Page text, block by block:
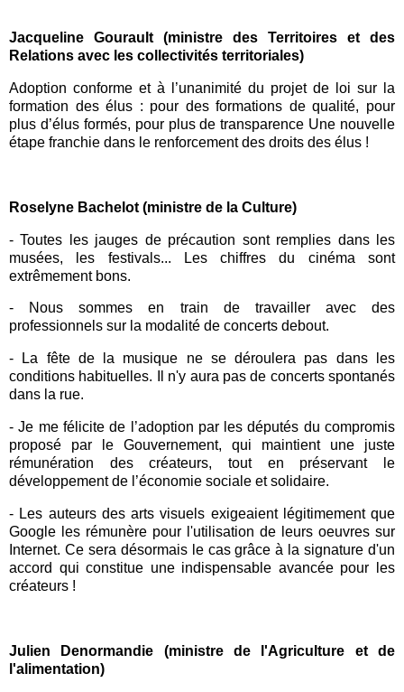
Jacqueline Gourault (ministre des Territoires et des
Relations avec les collectivités territoriales)
Adoption conforme et à l’unanimité du projet de loi sur la
formation des élus : pour des formations de qualité, pour
plus d’élus formés, pour plus de transparence Une nouvelle
étape franchie dans le renforcement des droits des élus !
Roselyne Bachelot (ministre de la Culture)
- Toutes les jauges de précaution sont remplies dans les
musées, les festivals... Les chiffres du cinéma sont
extrêmement bons.
- Nous sommes en train de travailler avec des
professionnels sur la modalité de concerts debout.
- La fête de la musique ne se déroulera pas dans les
conditions habituelles. Il n'y aura pas de concerts spontanés
dans la rue.
- Je me félicite de l’adoption par les députés du compromis
proposé par le Gouvernement, qui maintient une juste
rémunération des créateurs, tout en préservant le
développement de l’économie sociale et solidaire.
- Les auteurs des arts visuels exigeaient légitimement que
Google les rémunère pour l'utilisation de leurs oeuvres sur
Internet. Ce sera désormais le cas grâce à la signature d'un
accord qui constitue une indispensable avancée pour les
créateurs !
Julien Denormandie (ministre de l'Agriculture et de
l'alimentation)